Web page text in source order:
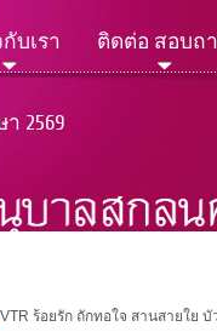
บเรา ติดต่อ สอบถ
2569
VTR ร้อยรัก ถักทอใจ สานสายใย